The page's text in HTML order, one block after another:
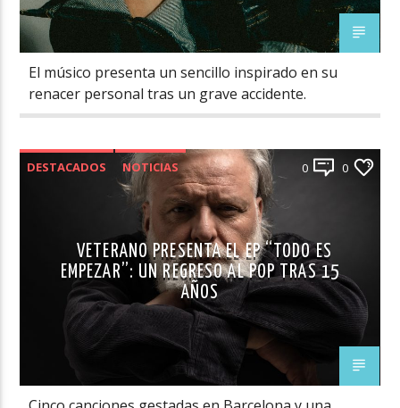
El músico presenta un sencillo inspirado en su
renacer personal tras un grave accidente.
DESTACADOS NOTICIAS 0 0
VETERANO PRESENTA EL EP “TODO ES
EMPEZAR”: UN REGRESO AL POP TRAS 15
AÑOS